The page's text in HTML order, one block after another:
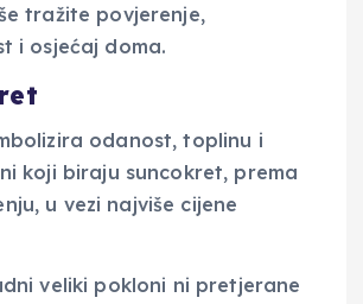
tražite povjerenje,
i osjećaj doma.
odanost, toplinu i
koji biraju suncokret, prema
u vezi najviše cijene
veliki pokloni ni pretjerane